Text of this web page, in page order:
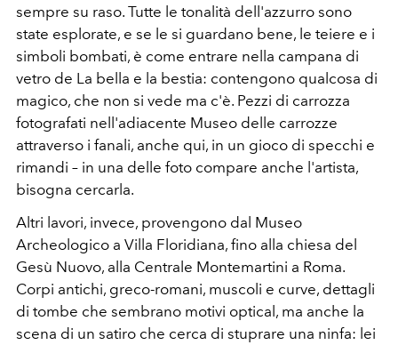
sempre su raso. Tutte le tonalità dell'azzurro sono
state esplorate, e se le si guardano bene, le teiere e i
simboli bombati, è come entrare nella campana di
vetro de La bella e la bestia: contengono qualcosa di
magico, che non si vede ma c'è. Pezzi di carrozza
fotografati nell'adiacente Museo delle carrozze
attraverso i fanali, anche qui, in un gioco di specchi e
rimandi – in una delle foto compare anche l'artista,
bisogna cercarla.
Altri lavori, invece, provengono dal Museo
Archeologico a Villa Floridiana, fino alla chiesa del
Gesù Nuovo, alla Centrale Montemartini a Roma.
Corpi antichi, greco-romani, muscoli e curve, dettagli
di tombe che sembrano motivi optical, ma anche la
scena di un satiro che cerca di stuprare una ninfa: lei